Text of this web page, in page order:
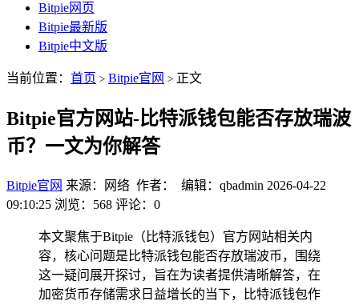
Bitpie网页
Bitpie最新版
Bitpie中文版
当前位置： 首页 > Bitpie官网 > 正文
Bitpie官方网站-比特派钱包能否存放瑞波
币？一文为你解答
Bitpie官网 来源：网络 作者： 编辑：qbadmin 2026-04-22
09:10:25 浏览：568 评论：0
本文聚焦于Bitpie（比特派钱包）官方网站相关内
容，核心问题是比特派钱包能否存放瑞波币，围绕
这一疑问展开探讨，旨在为读者提供清晰解答，在
加密货币存储需求日益增长的当下，比特派钱包作